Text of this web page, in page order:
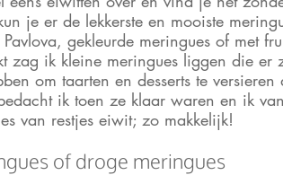
je er de lekkerste en mooiste
gekleurde meringues of met
zag ik kleine meringues liggen die
om taarten en desserts te
ik toen ze klaar waren en ik
van restjes eiwit; zo makkelijk!
of droge meringues